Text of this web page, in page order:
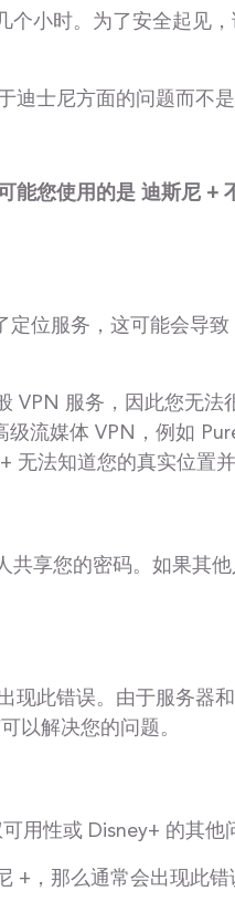
小时。为了安全起见
士尼方面的问题而不是
能您使用的是 迪斯尼 +
位服务，这可能会导致
VPN 服务，因此您无法
流媒体 VPN，例如
法知道您的真实位置
享您的密码。如果其
现此错误。由于服务器
以解决您的问题。
用性或 Disney+ 的其他
+，那么通常会出现此错